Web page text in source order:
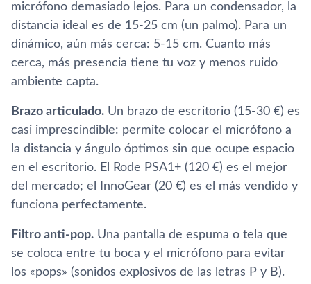
micrófono demasiado lejos. Para un condensador, la
distancia ideal es de 15-25 cm (un palmo). Para un
dinámico, aún más cerca: 5-15 cm. Cuanto más
cerca, más presencia tiene tu voz y menos ruido
ambiente capta.
Brazo articulado. Un brazo de escritorio (15-30 €) es
casi imprescindible: permite colocar el micrófono a
la distancia y ángulo óptimos sin que ocupe espacio
en el escritorio. El Rode PSA1+ (120 €) es el mejor
del mercado; el InnoGear (20 €) es el más vendido y
funciona perfectamente.
Filtro anti-pop. Una pantalla de espuma o tela que
se coloca entre tu boca y el micrófono para evitar
los «pops» (sonidos explosivos de las letras P y B).